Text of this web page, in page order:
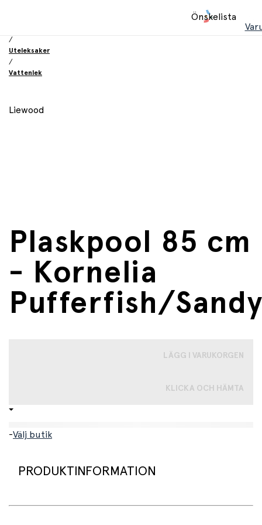
Önskelista
/
Uteleksaker
/
Vattenlek
Liewood
Plaskpool 85 cm
- Kornelia
Pufferfish/Sandy
LÄGG I VARUKORGEN
KLICKA OCH HÄMTA
-Välj butik
PRODUKTINFORMATION